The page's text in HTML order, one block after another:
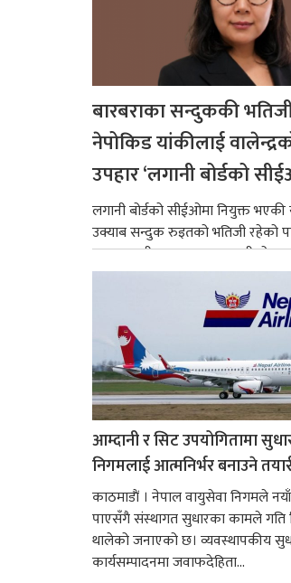
बारबराका सन्दुककी
नेपोकिड यांकीलाई
उपहार ‘लगानी बोर्डको
लगानी बोर्डको सीईओमा नियुक्त भएकी
उक्याब सन्दुक रुइतको भतिजी रहेको
छ। तत्कालीन समयमा महाकालीको
नै बनेका जोन...
आम्दानी र सिट उपयोगितामा
निगमलाई आत्मनिर्भर बनाउने
काठमाडाैं । नेपाल वायुसेवा निगमले
पाएसँगै संस्थागत सुधारका कामले गति
थालेको जनाएको छ। व्यवस्थापकीय
कार्यसम्पादनमा जवाफदेहिता...